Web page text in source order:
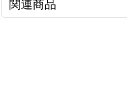
関連商品